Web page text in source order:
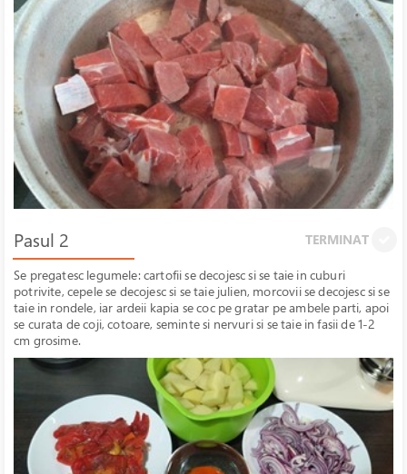
Pasul 2 TERMINAT
Se pregatesc legumele: cartofii se decojesc si se taie in cuburi
potrivite, cepele se decojesc si se taie julien, morcovii se decojesc si se
taie in rondele, iar ardeii kapia se coc pe gratar pe ambele parti, apoi
se curata de coji, cotoare, seminte si nervuri si se taie in fasii de 1-2
cm grosime.